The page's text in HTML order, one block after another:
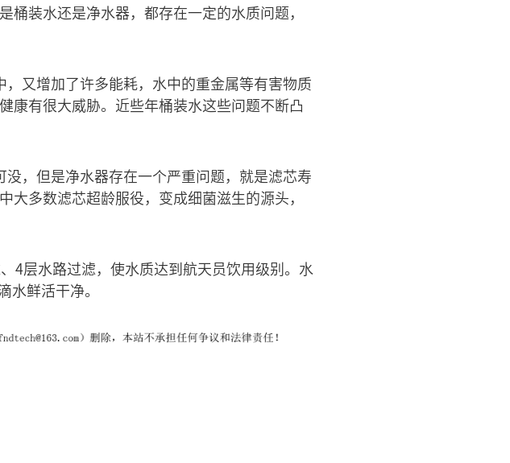
装水还是净水器，都存在一定的水质问题，
又增加了许多能耗，水中的重金属等有害物质
有很大威胁。近些年桶装水这些问题不断凸
，但是净水器存在一个严重问题，就是滤芯寿
多数滤芯超龄服役，变成细菌滋生的源头，
4层水路过滤，使水质达到航天员饮用级别。水
鲜活干净。